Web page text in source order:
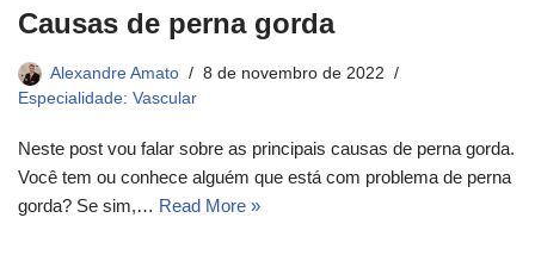
Causas de perna gorda
Alexandre Amato
8 de novembro de 2022
Especialidade: Vascular
Neste post vou falar sobre as principais causas de perna gorda.
Você tem ou conhece alguém que está com problema de perna
gorda? Se sim,… Read More »